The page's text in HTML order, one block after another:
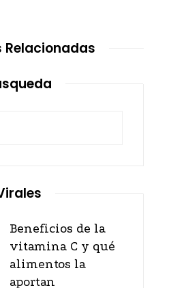
Relacionadas
Beneficios de la
vitamina C y qué
alimentos la
aportan